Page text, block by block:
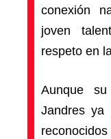
conexión
joven
respeto en
Aunque
Jandres ya